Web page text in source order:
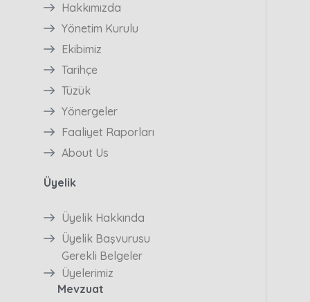
Hakkımızda
Yönetim Kurulu
Ekibimiz
Tarihçe
Tüzük
Yönergeler
Faaliyet Raporları
About Us
Üyelik
Üyelik Hakkında
Üyelik Başvurusu
Gerekli Belgeler
Üyelerimiz
Mevzuat